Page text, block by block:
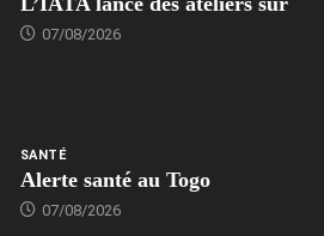
07/08/2026
SANTÉ
Alerte santé au Togo
07/08/2026